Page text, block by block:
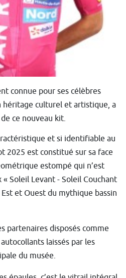
connue pour ses célèbres
héritage culturel et artistique, a
ce nouveau kit.
et si identifiable au
2025 est constitué sur sa face
estompé qui n’est
Soleil Levant - Soleil Couchant
et Ouest du mythique bassin
partenaires disposés comme
laissés par les
du musée.